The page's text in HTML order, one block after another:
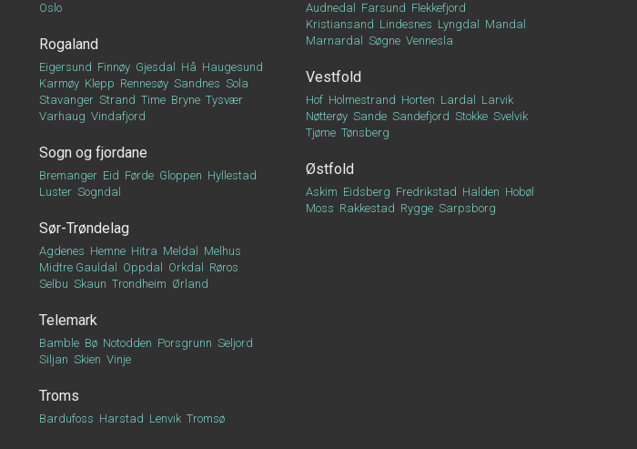
Oslo
Rogaland
Eigersund Finnøy Gjesdal Hå Haugesund
Karmøy Klepp Rennesøy Sandnes Sola
Stavanger Strand Time Bryne Tysvær
Varhaug Vindafjord
Sogn og fjordane
Bremanger Eid Førde Gloppen Hyllestad
Luster Sogndal
Sør-Trøndelag
Agdenes Hemne Hitra Meldal
Melhus
Midtre Gauldal
Oppdal Orkdal
Røros
Selbu Skaun Trondheim Ørland
Telemark
Bamble Bø Notodden Porsgrunn Seljord
Siljan Skien Vinje
Troms
Bardufoss Harstad Lenvik Tromsø
Audnedal Farsund Flekkefjord
Kristiansand Lindesnes Lyngdal
Mandal
Marnardal
Søgne Vennesla
Vestfold
Hof Holmestrand Horten Lardal
Larvik
Nøtterøy Sande Sandefjord Stokke Svelvik
Tjøme Tønsberg
Østfold
Askim Eidsberg Fredrikstad Halden Hobøl
Moss Rakkestad Rygge Sarpsborg